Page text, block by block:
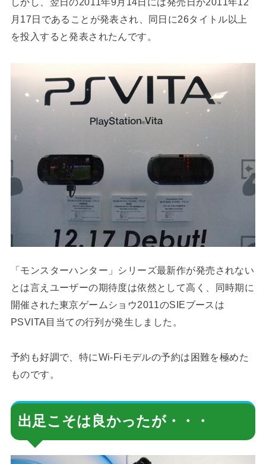
月17日であることが発表され、同日に26タイトル以上
を投入すると発表されたんです。
「モンスターハンター」シリーズ最新作が発売されない
とは言えユーザーの期待度は依然として高く、同時期に
開催された東京ゲームショウ2011のSIEブースは
PSVITA目当ての行列が発生しました。
予約も好調で、特にWi-Fiモデルの予約は困難を極めた
ものです。
出足こそは良かったが・・・